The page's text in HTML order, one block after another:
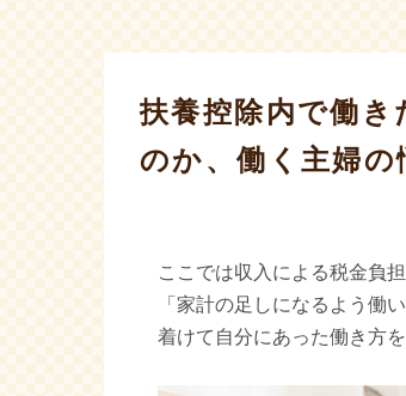
扶養控除内で働
のか、働く主婦の
ここでは収入による税金負
「家計の足しになるよう働
着けて自分にあった働き方